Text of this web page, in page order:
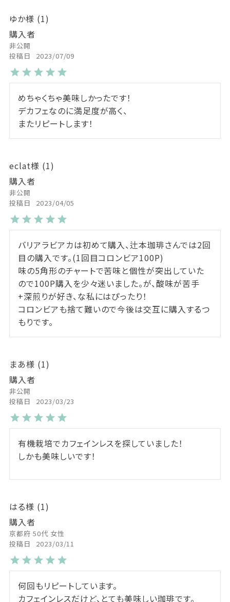
ゆか
1
購入者
非公開
投稿日
2023/07/09
めちゃくちゃ美味しかったです！
デカフェなのに満足度が高く、
またリピートします！
eclat
1
購入者
非公開
投稿日
2023/04/05
バリアラビアカは初めて購入、辻本珈琲さんでは2回
目の購入です。(1回目コロンビア100P)
味の5角形のチャートで苦味と個性が突出していた
ので100P購入を少々迷いました。が、酸味が苦手
+深煎りが好き、な私にはぴったり！
コロンビアも捨て難いので今後は交互に購入するつ
もりです。
まあ
1
購入者
非公開
投稿日
2023/03/23
有機栽培でカフェインレスを探していました！
しかも美味しいです！
はる
1
購入者
京都府 50代 女性
投稿日
2023/03/11
何回もリピートしています。